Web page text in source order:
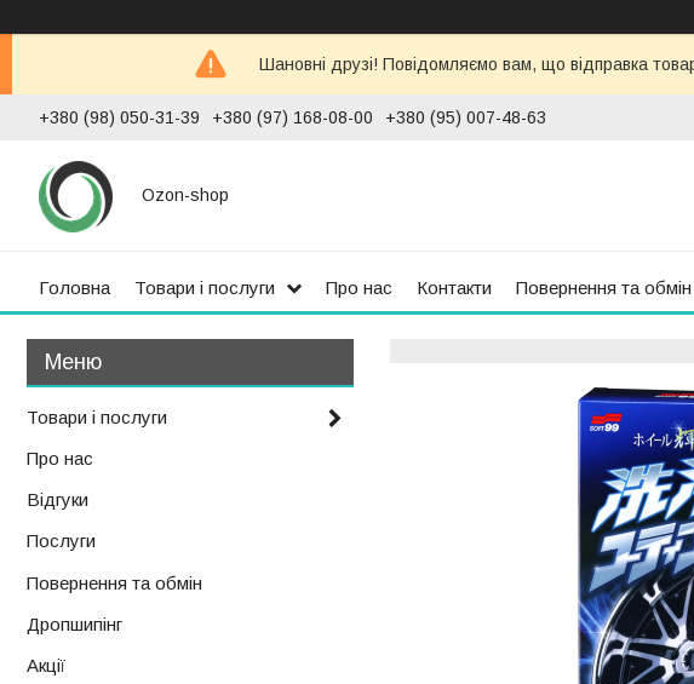
Шановні друзі! Повідомляємо вам, що відправка
+380 (98) 050-31-39 +380 (97) 168-08-00 +380 (95) 007-48-63
Ozon-shop
Головна Товари і послуги Про нас Контакти Повернення та обмін
Товари і послуги
Про нас
Відгуки
Послуги
Повернення та обмін
Дропшипінг
Акції